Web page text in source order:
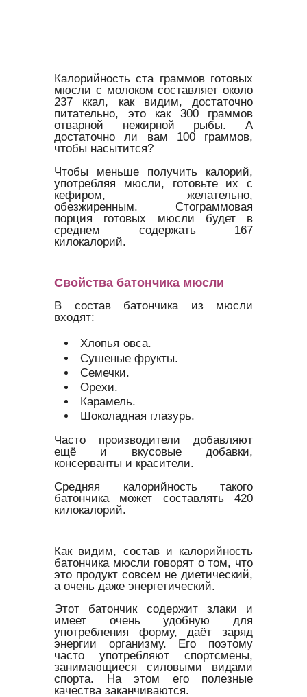
Калорийность ста граммов готовых
мюсли с молоком составляет около
237 ккал, как видим, достаточно
питательно, это как 300 граммов
отварной нежирной рыбы. А
достаточно ли вам 100 граммов,
чтобы насытится?
Чтобы меньше получить калорий,
употребляя мюсли, готовьте их с
кефиром, желательно,
обезжиренным. Стограммовая
порция готовых мюсли будет в
среднем содержать 167
килокалорий.
Свойства батончика мюсли
В состав батончика из мюсли
входят:
Хлопья овса.
Сушеные фрукты.
Семечки.
Орехи.
Карамель.
Шоколадная глазурь.
Часто производители добавляют
ещё и вкусовые добавки,
консерванты и красители.
Средняя калорийность такого
батончика может составлять 420
килокалорий.
Как видим, состав и калорийность
батончика мюсли говорят о том, что
это продукт совсем не диетический,
а очень даже энергетический.
Этот батончик содержит злаки и
имеет очень удобную для
употребления форму, даёт заряд
энергии организму. Его поэтому
часто употребляют спортсмены,
занимающиеся силовыми видами
спорта. На этом его полезные
качества заканчиваются.